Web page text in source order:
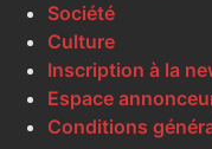
Société
Culture
Inscription à la
Espace
Conditions